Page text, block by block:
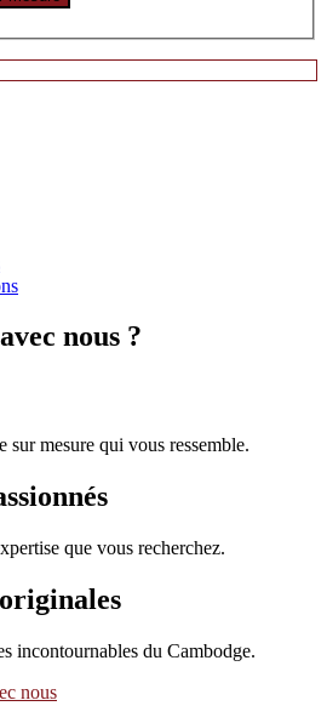
nous ?
sur mesure qui vous ressemble.
que vous recherchez.
incontournables du Cambodge.
nous